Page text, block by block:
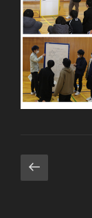
投
稿
前
の